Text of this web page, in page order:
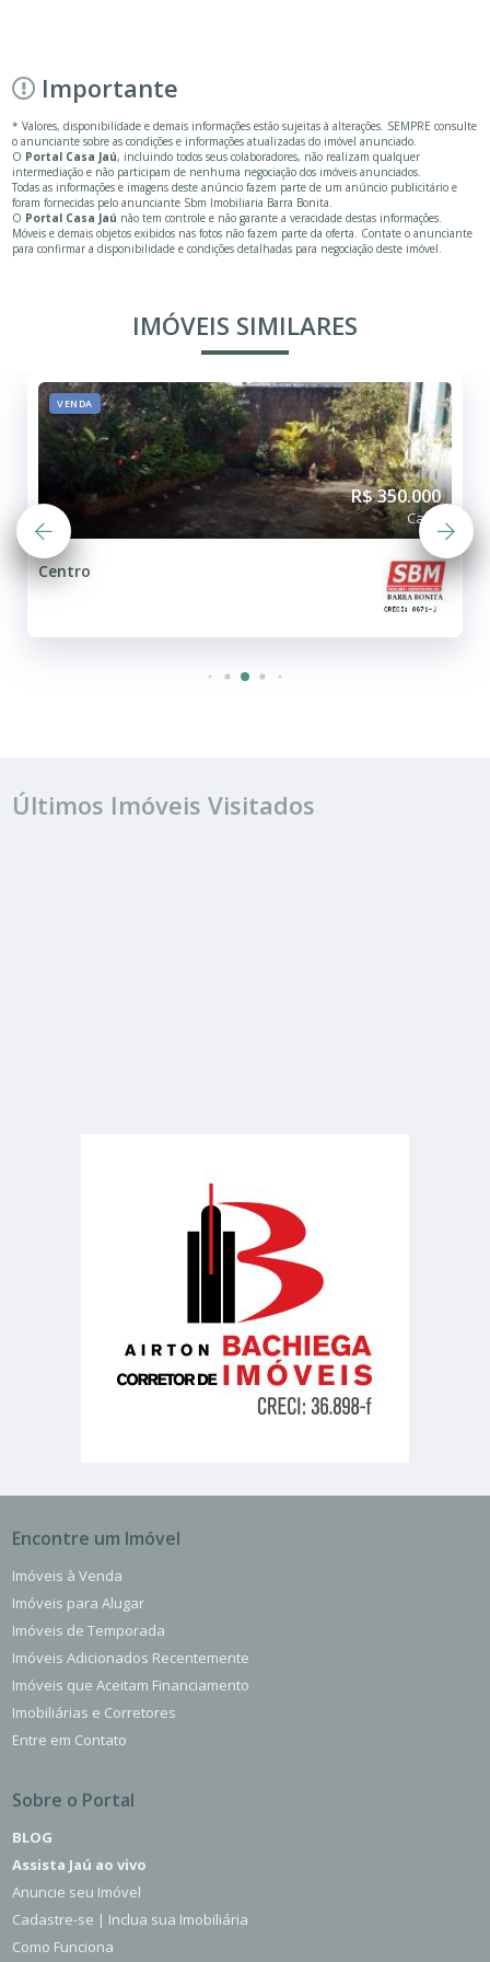
Importante
* Valores, disponibilidade e demais informações estão sujeitas à alterações. SEMPRE consulte
o anunciante sobre as condições e informações atualizadas do imóvel anunciado.
O Portal Casa Jaú, incluindo todos seus colaboradores, não realizam qualquer
intermediação e não participam de nenhuma negociação dos imóveis anunciados.
Todas as informações e imagens deste anúncio fazem parte de um anúncio publicitário e
foram fornecidas pelo anunciante Sbm Imobiliaria Barra Bonita.
O Portal Casa Jaú não tem controle e não garante a veracidade destas informações.
Móveis e demais objetos exibidos nas fotos não fazem parte da oferta. Contate o anunciante
para confirmar a disponibilidade e condições detalhadas para negociação deste imóvel.
IMÓVEIS SIMILARES
VENDA
R$ 350.000
Casa
Centro
Últimos Imóveis Visitados
Encontre um Imóvel
Imóveis à Venda
Imóveis para Alugar
Imóveis de Temporada
Imóveis Adicionados Recentemente
Imóveis que Aceitam Financiamento
Imobiliárias e Corretores
Entre em Contato
Sobre o Portal
BLOG
Assista Jaú ao vivo
Anuncie seu Imóvel
Cadastre-se | Inclua sua Imobiliária
Como Funciona